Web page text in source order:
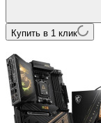
Купить в 1 клик